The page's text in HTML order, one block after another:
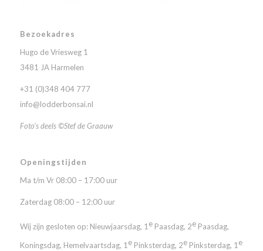
Bezoekadres
Hugo de Vriesweg 1
3481 JA Harmelen
+31 (0)348 404 777
info@lodderbonsai.nl
Foto’s deels ©Stef de Graauw
Openingstijden
Ma t/m Vr 08:00 – 17:00 uur
Zaterdag 08:00 – 12:00 uur
Wij zijn gesloten op: Nieuwjaarsdag, 1ePaasdag, 2ePaasdag,
Koningsdag, Hemelvaartsdag, 1 ePinksterdag, 2ePinksterdag, 1 e